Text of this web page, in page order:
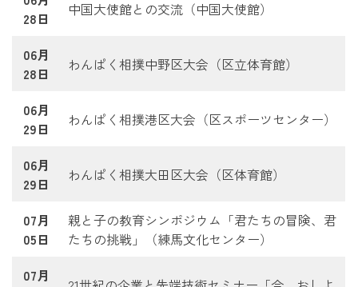
28日
中国大使館との交流（中国大使館）
06月
28日
わんぱく相撲中野区大会（区立体育館）
06月
29日
わんぱく相撲港区大会（区スポーツセンター）
06月
29日
わんぱく相撲大田区大会（区体育館）
07月
05日
親と子の教育シンポジウム「君たちの冒険、君
たちの挑戦」（練馬文化センター）
07月